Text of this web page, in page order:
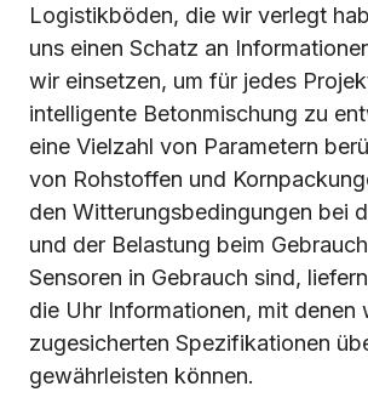
Logistikböden, die wir verlegt
uns einen Schatz an
wir einsetzen, um für jedes
intelligente Betonmischung zu
eine Vielzahl von Parametern
von Rohstoffen und
den Witterungsbedingungen bei
und der Belastung beim
Sensoren in Gebrauch sind,
die Uhr Informationen, mit denen
zugesicherten Spezifikationen
gewährleisten können.